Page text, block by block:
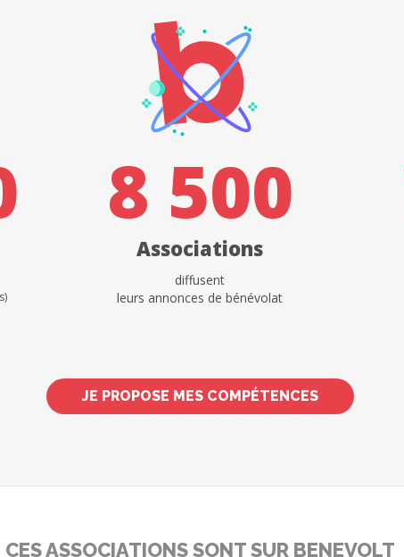
8 500
Associations
diffusent
leurs annonces de bénévolat
JE PROPOSE MES COMPÉTENCES
CES ASSOCIATIONS SONT SUR BENEVOLT